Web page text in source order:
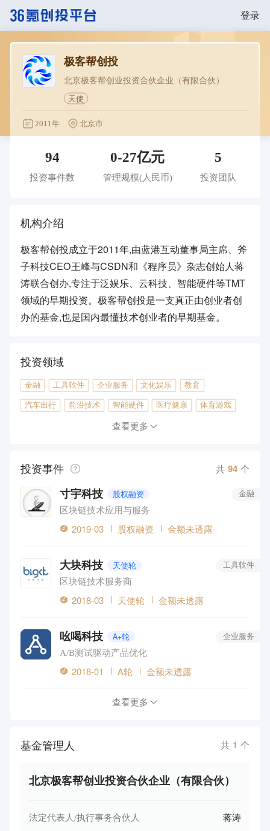
登录
极客帮创投
北京极客帮创业投资合伙企业（有限合伙）
天使
2011年 北京市
94
投资事件数
0-27亿元
管理规模(人民币)
5
投资团队
机构介绍
极客帮创投成立于2011年,由蓝港互动董事局主席、斧
子科技CEO王峰与CSDN和《程序员》杂志创始人蒋
涛联合创办,专注于泛娱乐、云科技、智能硬件等TMT
领域的早期投资。极客帮创投是一支真正由创业者创
办的基金,也是国内最懂技术创业者的早期基金。
投资领域
金融 工具软件 企业服务 文化娱乐 教育
汽车出行 前沿技术 智能硬件 医疗健康 体育游戏
旅游 物流
查看更多
投资事件 共 94 个
寸宇科技 股权融资
区块链技术应用与服务
金融
2019-03 股权融资 金额未透露
大块科技 天使轮
区块链技术服务商
工具软件
2018-03 天使轮 金额未透露
吆喝科技 A+轮
A/B测试驱动产品优化
企业服务
2018-01 A轮 金额未透露
查看更多
基金管理人 共 1 个
北京极客帮创业投资合伙企业（有限合伙）
法定代表人/执行事务合伙人 蒋涛